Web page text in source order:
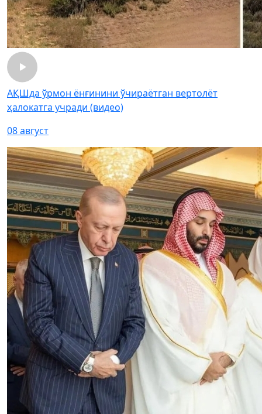
АҚШда ўрмон ёнғинини ўчираётган вертолёт
ҳалокатга учради (видео)
08 август